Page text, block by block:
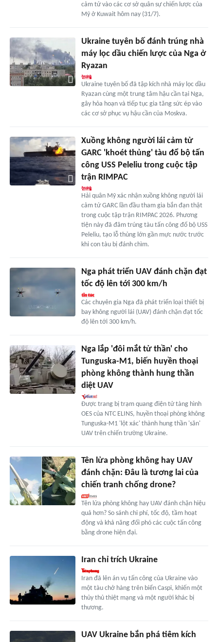
cảm tử vào các cơ sở quân sự chiến lược của
Mỹ ở Kuwait hôm nay (31/7).
Ukraine tuyên bố đánh trúng nhà
máy lọc dầu chiến lược của Nga ở
Ryazan
Ukraine tuyên bố đã tập kích nhà máy lọc dầu
Ryazan cùng một trung tâm hậu cần tại Nga,
gây hỏa hoạn và tiếp tục gia tăng sức ép vào
các cơ sở phục vụ hậu cần của Moskva.
Xuồng không người lái cảm tử
GARC 'khoét thủng' tàu đổ bộ tấn
công USS Peleliu trong cuộc tập
trận RIMPAC
Hải quân Mỹ xác nhận xuồng không người lái
cảm tử GARC lần đầu tham gia bắn đạn thật
trong cuộc tập trận RIMPAC 2026. Phương
tiện này đã đâm trúng tàu tấn công đổ bộ USS
Peleliu, tạo lỗ thủng lớn gần mực nước trước
khi con tàu bị đánh chìm.
Nga phát triển UAV đánh chặn đạt
tốc độ lên tới 300 km/h
Các chuyên gia Nga đã phát triển loại thiết bị
bay không người lái (UAV) đánh chặn đạt tốc
độ lên tới 300 km/h.
Nga lắp 'đôi mắt tử thần' cho
Tunguska-M1, biến huyền thoại
phòng không thành hung thần
diệt UAV
Được trang bị trạm quang điện tử tàng hình
OES của NTC ELINS, huyền thoại phòng không
Tunguska-M1 'lột xác' thành hung thần 'săn'
UAV trên chiến trường Ukraine.
Tên lửa phòng không hay UAV
đánh chặn: Đâu là tương lai của
chiến tranh chống drone?
Tên lửa phòng không hay UAV đánh chặn hiệu
quả hơn? So sánh chi phí, tốc độ, tầm hoạt
động và khả năng đối phó các cuộc tấn công
bằng drone hiện đại.
Iran chỉ trích Ukraine
Iran đã lên án vụ tấn công của Ukraine vào
một tàu chở hàng trên biển Caspi, khiến một
thủy thủ thiệt mạng và một người khác bị
thương.
UAV Ukraine bắn phá tiêm kích